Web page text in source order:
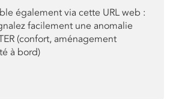
également via cette URL web :
facilement une anomalie
(confort, aménagement
à bord)